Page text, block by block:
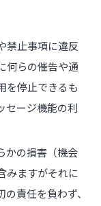
禁止事項に違反
何らの催告や通
を停止できるも
セージ機能の利
かの損害（機会
みますがそれに
責任を負わず、